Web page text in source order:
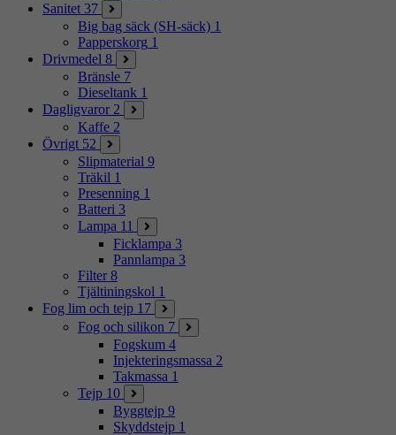
Sanitet 37
Big bag säck (SH-säck) 1
Papperskorg 1
Drivmedel 8
Bränsle 7
Dieseltank 1
Dagligvaror 2
Kaffe 2
Övrigt 52
Slipmaterial 9
Träkil 1
Presenning 1
Batteri 3
Lampa 11
Ficklampa 3
Pannlampa 3
Filter 8
Tjältiningskol 1
Fog lim och tejp 17
Fog och silikon 7
Fogskum 4
Injekteringsmassa 2
Takmassa 1
Tejp 10
Byggtejp 9
Skyddstejp 1